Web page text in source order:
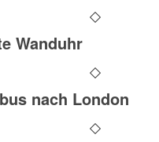
Wanduhr
nach London